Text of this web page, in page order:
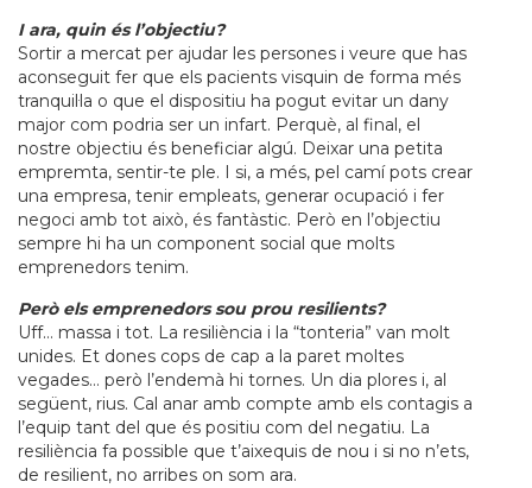
I ara, quin és l’objectiu?
Sortir a mercat per ajudar les persones i veure que has
aconseguit fer que els pacients visquin de forma més
tranquil·la o que el dispositiu ha pogut evitar un dany
major com podria ser un infart. Perquè, al final, el
nostre objectiu és beneficiar algú. Deixar una petita
empremta, sentir-te ple. I si, a més, pel camí pots crear
una empresa, tenir empleats, generar ocupació i fer
negoci amb tot això, és fantàstic. Però en l’objectiu
sempre hi ha un component social que molts
emprenedors tenim.
Però els emprenedors sou prou resilients?
Uff… massa i tot. La resiliència i la “tonteria” van molt
unides. Et dones cops de cap a la paret moltes
vegades… però l’endemà hi tornes. Un dia plores i, al
següent, rius. Cal anar amb compte amb els contagis a
l’equip tant del que és positiu com del negatiu. La
resiliència fa possible que t’aixequis de nou i si no n’ets,
de resilient, no arribes on som ara.